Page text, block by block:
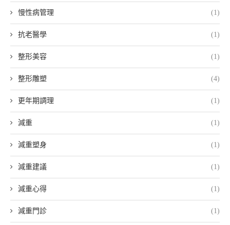
慢性病管理 (1)
抗老醫學 (1)
整形美容 (1)
整形雕塑 (4)
更年期調理 (1)
減重 (1)
減重塑身 (1)
減重建議 (1)
減重心得 (1)
減重門診 (1)